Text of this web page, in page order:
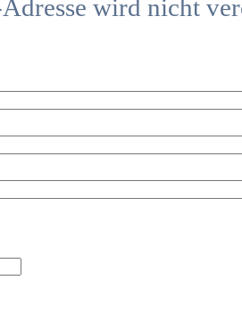
wird nicht